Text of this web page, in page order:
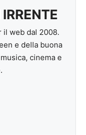
il web dal 2008.
e della buona
cinema e